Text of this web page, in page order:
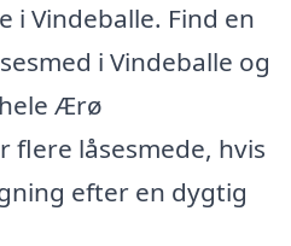
i Vindeballe. Find en
i Vindeballe og
Ærø
flere låsesmede, hvis
efter en dygtig